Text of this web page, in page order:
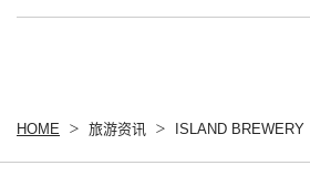
HOME 旅游资讯 ISLAND BREWERY